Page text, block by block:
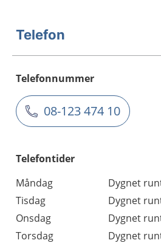
Telefon
Telefonnummer
08-123 474 10
Telefontider
Måndag
Dygnet
Tisdag
Dygnet
Onsdag
Dygnet
Torsdag
Dygnet